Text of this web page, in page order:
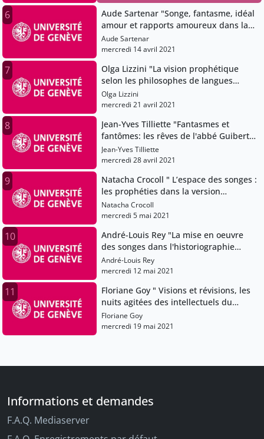
6
Aude Sartenar "Songe, fantasme, idéal
amour et rapports amoureux dans la
lyrique occitane"
Aude Sartenar
mercredi 14 avril 2021
7
Olga Lizzini "La vision prophétique
selon les philosophes de langues
arabes: quelques exemples"
Olga Lizzini
mercredi 21 avril 2021
8
Jean-Yves Tilliette "Fantasmes et
fantômes: les rêves de l'abbé Guibert
de Nogent"
Jean-Yves Tilliette
mercredi 28 avril 2021
9
Natacha Crocoll " L’espace des songes :
les prophéties dans la version
castillane du Chevalier au Cygne"
Natacha Crocoll
mercredi 5 mai 2021
10
André-Louis Rey "La mise en oeuvre
des songes dans l'historiographie
byzantine"
André-Louis Rey
mercredi 12 mai 2021
11
Floriane Goy " Visions et révisions, les
nuits agitées des intellectuels du
Moyen Age"
Floriane Goy
mercredi 19 mai 2021
Informations et demandes
F.A.Q. Mediaserver